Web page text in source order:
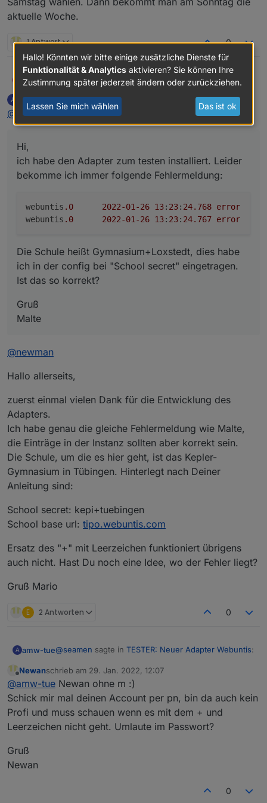
aktuelle Woche.
1 Antwort 0
SeamenHi,
bekomme ich immer folgende Fehlermeldung:
webuntis.0	2022-01-26 13:23:24.768
Die Schule heißt Gymnasium+Loxstedt, dies habe ich
Malte
A
Offline
amw-tueschrieb am29. Jan. 2022, 11:50
zuletzt editiert von amw-tue
@ seamensagte inTESTER: Neuer Adapter Webuntis
Hi,
ich habe den Adapter zum testen installiert. Leider
bekomme ich immer folgende Fehlermeldung:
webuntis .0 2022-01-26 13: 23: 24.768 error
webuntis .0 2022-01-26 13: 23: 24.767 error
Die Schule heißt Gymnasium+Loxstedt, dies habe
ich in der config bei "School secret" eingetragen.
Ist das so korrekt?
Gruß
Malte
@newman
Hallo allerseits,
zuerst einmal vielen Dank für die Entwicklung des
Adapters.
Ich habe genau die gleiche Fehlermeldung wie Malte,
die Einträge in der Instanz sollten aber korrekt sein.
Die Schule, um die es hier geht, ist das Kepler-
Gymnasium in Tübingen. Hinterlegt nach Deiner
Anleitung sind:
School secret: kepi+tuebingen
School base url: tipo.webuntis.com
Ersatz des "+" mit Leerzeichen funktioniert übrigens
auch nicht. Hast Du noch eine Idee, wo der Fehler liegt?
Gruß Mario
E 2 Antworten 0
A amw-tue@seamen sagte in TESTER: Neuer Adapter Webuntis:
Hi,
ich habe den Adapter zum testen installiert.
Leider bekomme ich immer folgende
Fehlermeldung:
@newman
Hallo allerseits,
Die Schule, um die es hier geht, ist das Kepler-
Ersatz des "+" mit Leerzeichen funktioniert übrigens
Newanschrieb am 29. Jan. 2022, 12:07
zuletzt editiert von
@amw-tue Newan ohne m :)
Schick mir mal deinen Account per pn, bin da auch kein
Profi und muss schauen wenn es mit dem + und
Leerzeichen nicht geht. Umlaute im Passwort?
Gruß
Newan
0
Hallo! Könnten wir bitte einige zusätzliche Dienste für
Funktionalität & Analytics aktivieren? Sie können Ihre
Zustimmung später jederzeit ändern oder zurückziehen.
Lassen Sie mich wählen Das ist ok